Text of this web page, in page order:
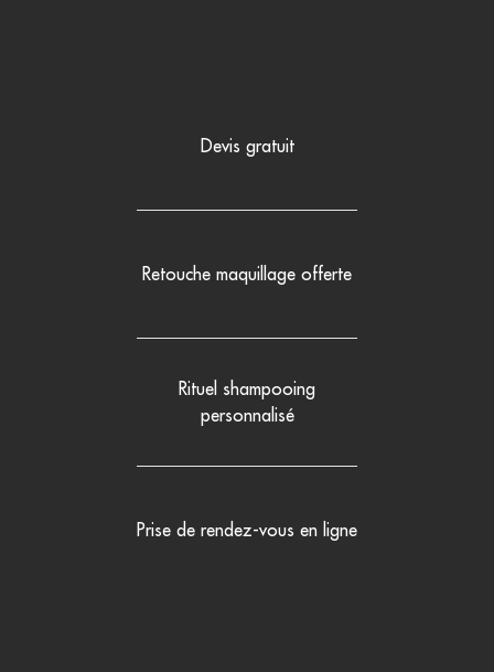
Devis gratuit
Retouche maquillage offerte
Rituel shampooing
personnalisé
Prise de rendez-vous en ligne